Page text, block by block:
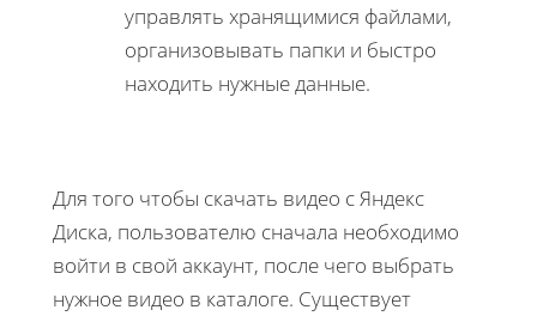
управлять хранящимися файлами,
организовывать папки и быстро
находить нужные данные.
Для того чтобы скачать видео с Яндекс
Диска, пользователю сначала необходимо
войти в свой аккаунт, после чего выбрать
нужное видео в каталоге. Существует